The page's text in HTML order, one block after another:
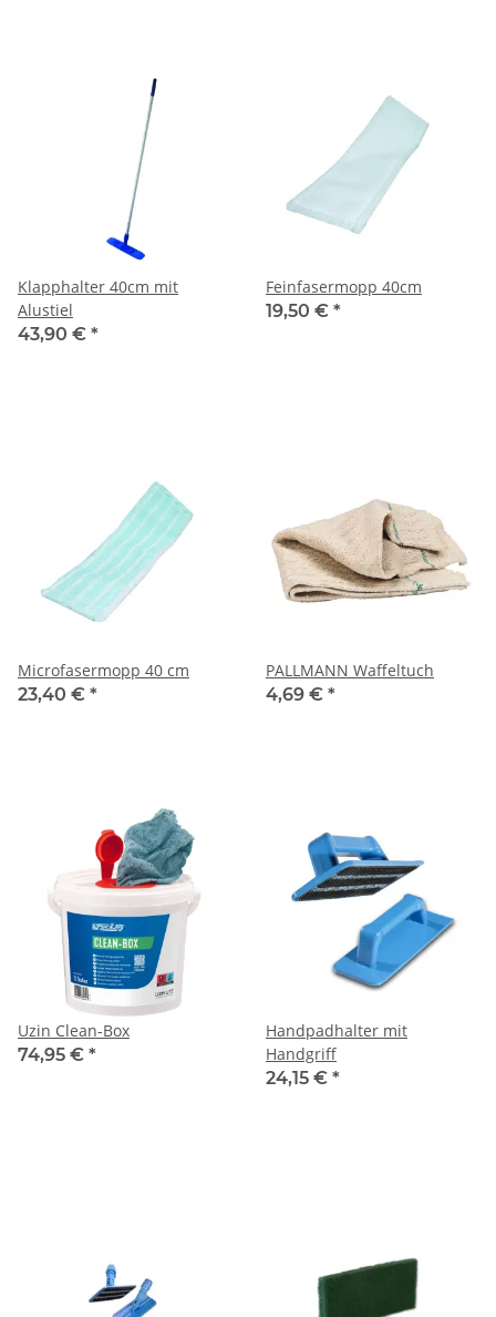
Klapphalter 40cm mit
Alustiel
43,90 € *
Feinfasermopp 40cm
19,50 € *
Microfasermopp 40 cm
23,40 € *
PALLMANN Waffeltuch
4,69 € *
Uzin Clean-Box
74,95 € *
Handpadhalter mit
Handgriff
24,15 € *